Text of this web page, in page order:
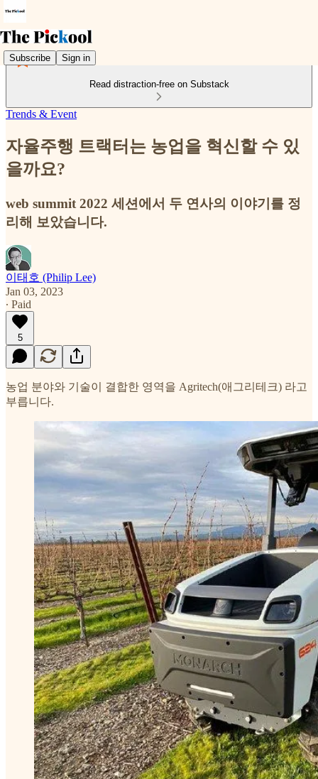
Subscribe Sign in
Read distraction-free on Substack
Trends & Event
자율주행 트랙터는 농업을 혁신할 수 있
을까요?
web summit 2022 세션에서 두 연사의 이야기를 정
리해 보았습니다.
이태호 (Philip Lee)
Jan 03, 2023
∙ Paid
5
농업 분야와 기술이 결합한 영역을 Agritech(애그리테크) 라고
부릅니다.